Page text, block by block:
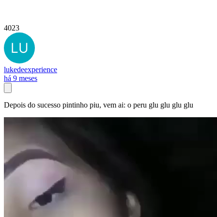
4023
lukedeexperience
há 9 meses
Depois do sucesso pintinho piu, vem ai: o peru glu glu glu glu